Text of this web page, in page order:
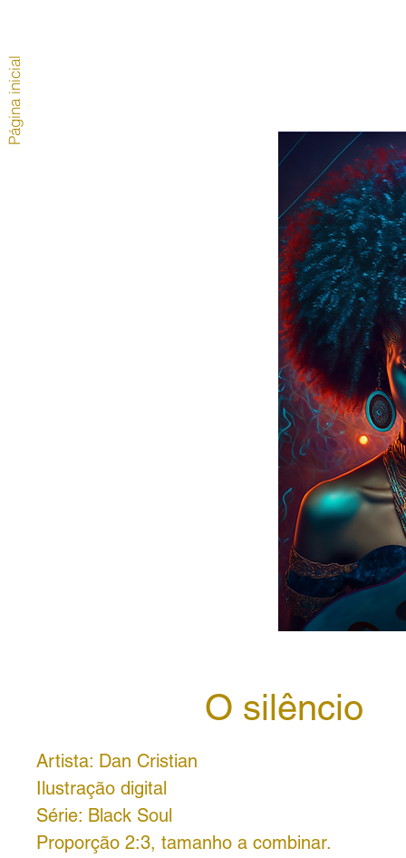
O silêncio
Artista: Dan Cristian
Ilustração digital
Série: Black Soul
Proporção 2:3, tamanho a combinar.
Página inicial